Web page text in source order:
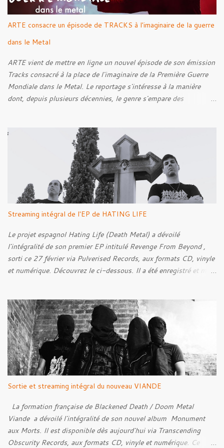
ARTE consacre un épisode de TRACKS à l'imaginaire de la guerre
dans le Metal
ARTE vient de mettre en ligne un nouvel épisode de son émission
Tracks consacré à la place de l'imaginaire de la Première Guerre
Mondiale dans le Metal. Le reportage s'intéresse à la manière
dont, depuis plusieurs décennies, le genre s'empare des
cette réflexion, Tracks est allé à la rencontre de Noise (
Kanonenfieber ) et de Dmytro Kumar ( 1914 ), qui reviennent sur
leur intérêt pour la Première Guerre mondiale. Le documentaire
donne également la parole au producteur Kristian "Kohle"
Kohlmannslehner, collaborateur de 1914 , ainsi qu'à l'historien
Ralf Raths, directeur du Musée allemand des blindés de Munster,
afin d'interroger plus largement la place des images de guerre
dans l'esthétique et l'imaginaire du Metal. Le reportage est à
découvrir ci-dessous :
Streaming intégral de l'EP de HATING LIFE
Le projet espagnol Hating Life (Death Metal) a dévoilé
l'intégralité de son premier EP intitulé Revenge From Beyond ,
sorti ce 27 février via Pulverised Records, aux formats CD, vinyle
et numérique. Découvrez le ci-dessous. Il a été enregistré et mixé
Rebellion Against The Vile 05. Revenge From Beyond 06. The
Sense Of Fear
Sortie et streaming intégral du nouveau VIANDE
La formation française de Blackened Death / Doom Metal
Viande a dévoilé l'intégralité de son nouvel album Monument
aux Morts. Il est disponible dès aujourd'hui via Transcending
Obscurity Records, aux formats CD, vinyle et numérique. Ce